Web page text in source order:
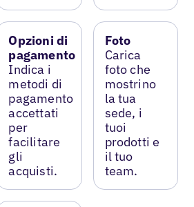
Opzioni di
pagamento
Indica i
metodi di
pagamento
accettati
per
facilitare
gli
acquisti.
Foto
Carica
foto che
mostrino
la tua
sede, i
tuoi
prodotti e
il tuo
team.